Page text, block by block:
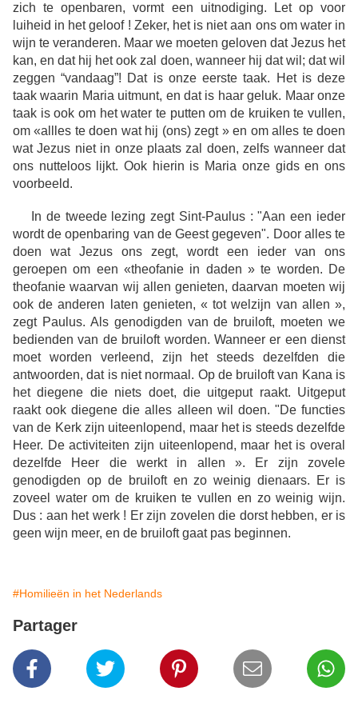
zich te openbaren, vormt een uitnodiging. Let op voor
luiheid in het geloof ! Zeker, het is niet aan ons om water in
wijn te veranderen. Maar we moeten geloven dat Jezus het
kan, en dat hij het ook zal doen, wanneer hij dat wil; dat wil
zeggen “vandaag”! Dat is onze eerste taak. Het is deze
taak waarin Maria uitmunt, en dat is haar geluk. Maar onze
taak is ook om het water te putten om de kruiken te vullen,
om «allles te doen wat hij (ons) zegt » en om alles te doen
wat Jezus niet in onze plaats zal doen, zelfs wanneer dat
ons nutteloos lijkt. Ook hierin is Maria onze gids en ons
voorbeeld.
In de tweede lezing zegt Sint-Paulus : "Aan een ieder
wordt de openbaring van de Geest gegeven". Door alles te
doen wat Jezus ons zegt, wordt een ieder van ons
geroepen om een «theofanie in daden » te worden. De
theofanie waarvan wij allen genieten, daarvan moeten wij
ook de anderen laten genieten, « tot welzijn van allen »,
zegt Paulus. Als genodigden van de bruiloft, moeten we
bedienden van de bruiloft worden. Wanneer er een dienst
moet worden verleend, zijn het steeds dezelfden die
antwoorden, dat is niet normaal. Op de bruiloft van Kana is
het diegene die niets doet, die uitgeput raakt. Uitgeput
raakt ook diegene die alles alleen wil doen. "De functies
van de Kerk zijn uiteenlopend, maar het is steeds dezelfde
Heer. De activiteiten zijn uiteenlopend, maar het is overal
dezelfde Heer die werkt in allen ». Er zijn zovele
genodigden op de bruiloft en zo weinig dienaars. Er is
zoveel water om de kruiken te vullen en zo weinig wijn.
Dus : aan het werk ! Er zijn zovelen die dorst hebben, er is
geen wijn meer, en de bruiloft gaat pas beginnen.
#Homilieën in het Nederlands
Partager